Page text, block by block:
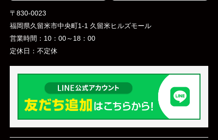
〒830-0023
福岡県久留米市中央町1-1 久留米ヒルズモール
営業時間： 10：00～18：00
定休日： 不定休